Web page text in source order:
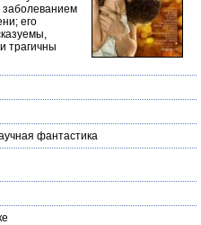
заболеванием
его
трагичны
фантастика